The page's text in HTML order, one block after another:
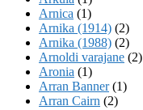
Arnica (1)
Arnika (1914) (2)
Arnika (1988) (2)
Arnoldi varajane (2)
Aronia (1)
Arran Banner(1)
Arran Cairn (2)